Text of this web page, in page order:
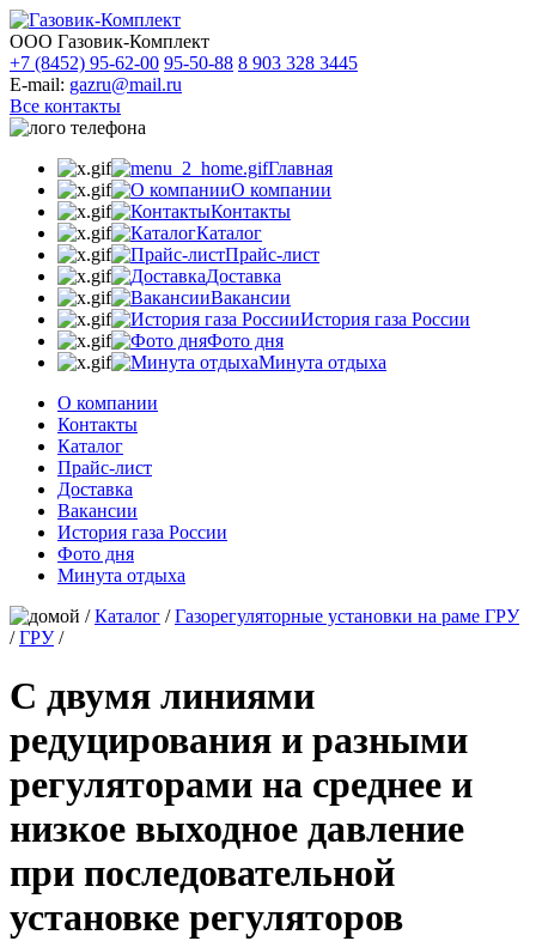
ООО Газовик-Комплект
+7 (8452) 95-62-00 95-50-88 8 903 328 3445
E-mail: gazru@mail.ru
Все контакты
Главная
О компании
Контакты
Каталог
Прайс-лист
Доставка
Вакансии
История газа России
Фото дня
Минута отдыха
О компании
Контакты
Каталог
Прайс-лист
Доставка
Вакансии
История газа России
Фото дня
Минута отдыха
/Каталог /Газорегуляторные установки на раме ГРУ
/ГРУ/
С двумя линиями
редуцирования и разными
регуляторами на среднее и
низкое выходное давление
при последовательной
установке регуляторов